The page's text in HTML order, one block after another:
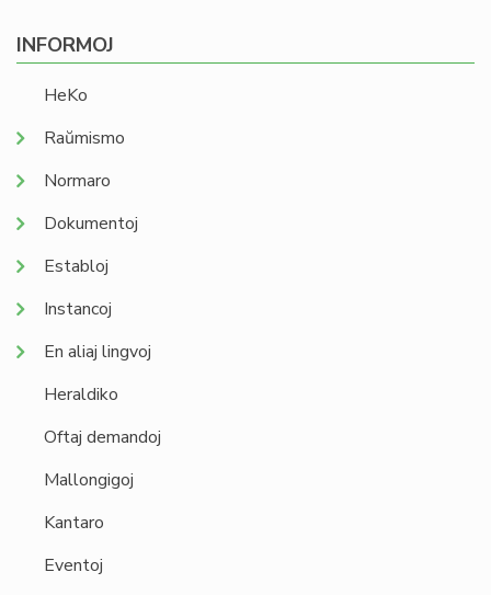
INFORMOJ
HeKo
Raŭmismo
Normaro
Dokumentoj
Establoj
Instancoj
En aliaj lingvoj
Heraldiko
Oftaj demandoj
Mallongigoj
Kantaro
Eventoj